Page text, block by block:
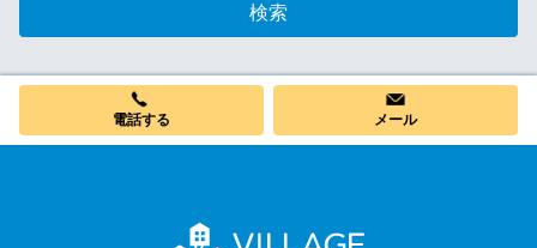
検索
電話する メール